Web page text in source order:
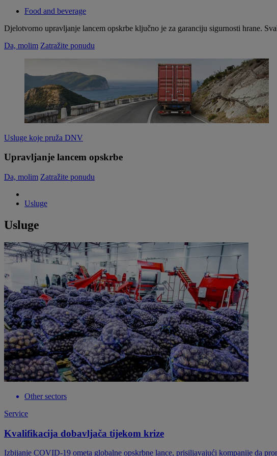
Food and beverage
Djelotvorno upravljanje lancem opskrbe ključno je za garanciju sigurnosti hrane.
Da, molim Zatražite ponudu
Usluge koje pruža DNV
Upravljanje lancem opskrbe
Da, molim Zatražite ponudu
Usluge
Usluge
Other sectors
Service
Kvalifikacija dobavljača tijekom krize
Izbijanje COVID-19 ometa globalne opskrbne lance, prisiljavajući kompanije da